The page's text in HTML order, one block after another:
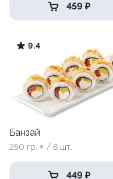
459 ₽
9.4
Банзай
250 гр. ± / 8 шт.
449 ₽